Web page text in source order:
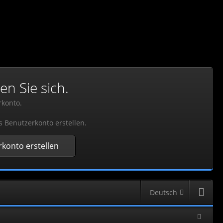
Sie sich.
Benutzerkonto erstellen.
erstellen
Deutsch